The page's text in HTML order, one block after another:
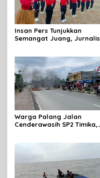
Insan Pers Tunjukkan
Semangat Juang, Jurnalis
Jalan Kreasi HUT ke-81 RI
Warga Palang Jalan
Cenderawasih SP2 Timika,